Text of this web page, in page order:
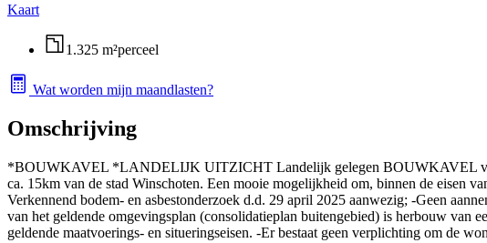
Kaart
1.325 m²perceel
Wat worden mijn maandlasten?
Omschrijving
*BOUWKAVEL *LANDELIJK UITZICHT Landelijk gelegen BOUWKAVEL
ca. 15km van de stad Winschoten. Een mooie mogelijkheid om, binnen de eisen
Verkennend bodem- en asbestonderzoek d.d. 29 april 2025 aanwezig; -Geen
van het geldende omgevingsplan (consolidatieplan buitengebied) is herbouw van
geldende maatvoerings- en situeringseisen. -Er bestaat geen verplichting om de